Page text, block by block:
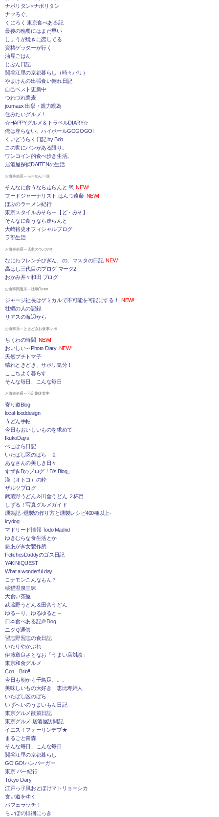
ナポリタン×ナポリタン
ナマろぐ。
くにろく 東京食べある記
最後の晩餐にはまだ早い
しょうが焼きに恋してる
資格ゲッターが行く！
油屋ごはん
じぶん日記
関谷江里の京都暮らし（時々パリ）
やまけんの出張食い倒れ日記
自己ベスト更新中
つれづれ蕎麦
journaux 出挙・親力親為
住みたいグルメ！
☆HAPPYグルメ＆トラベルDIARY☆
俺は座らない。ハイボールGOGOGO!
くいどうらく日記 by Bob
この世にパンがある限り。
ワンコイン的食べ歩き生活。
居酒屋探偵DAITENの生活
お食事処系～らーめん一派
そんなに食うなら走らんと 弐 NEW!
フードジャーナリスト はんつ遠藤 NEW!
ぼぶのラーメン紀行
東京スタイルみそらー【ど・みそ】
そんなに食うなら走らんと
大崎裕史オフィシャルブログ
ラ部生活
お食事処系～店主のつぶやき
なにわフレンチびぎん、の、マスタの日記 NEW!
高はし三代目のブログ マーク2
おかみ丼々和田 ブログ
お食事関連系～牡蠣Oyster
ジャージ社長はゲミカルで不可能を可能にする！
NEW!
牡蠣の人の記録
リアスの海辺から
お食事系～ときどきお食事レポ
ちくわの時間 NEW!
おいしい～Photo Diary NEW!
天然プチトマ子
晴れときどき、サボリ気分！
ここちよく暮らす
そんな毎日、こんな毎日
お食事処系～不定期休業中
寄り道Blog
local-fooddesign
うどん手帖
今日もおいしいものを求めて
IkukoDays
ぺこはら日記
いたばし区のばら ２
あなさんの美しき日々
すずきBのブログ「B's Blog」
漢（オトコ）の粋
ザルツブログ
武蔵野うどん＆田舎うどん ２杯目
しずる！写真グルメガイド
燻製記 -燻製の作り方と燻製レシピ400種以上-
icydog
マドリード情報 Todo Madrid
ゆきむらな食生活とか
悪あがき女製作所
FetichesDaddyのゴス日記
YAKINIQUEST
What a wonderful day
コナモンこんなもん？
桃猫温泉三昧
大食い茶屋
武蔵野うどん＆田舎うどん
ゆる～り、ゆるゆると～
日本食べある記＠Blog
ニクＱ通信
習志野習志の食日記
いたりやかぶれ
伊藤章良さとなお「うまい店対談」
東京和食グルメ
Con Brio!!
今日も朝から千鳥足。。。
美味しいもの大好き 恵比寿婦人
いたばし区のばら
いずへいのうまいもん日記
東京グルメ散策日記
東京グルメ 居酒屋訪問記
イエス！フォーリンデブ★
まるごと青森
そんな毎日、こんな毎日
関谷江里の京都暮らし
GO!GO!ハンバーガー
東京 バー紀行
Tokyo Diary
江戸っ子風おとぼけマトリョーシカ
食い道をゆく
パフェラッチ！
らいぽの徘徊にっき